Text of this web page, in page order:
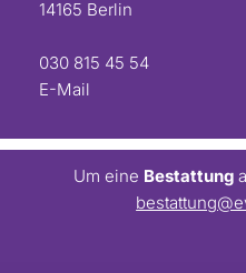
14165 Berlin
030 815 45 54
E-Mail
Um eine Bestattung